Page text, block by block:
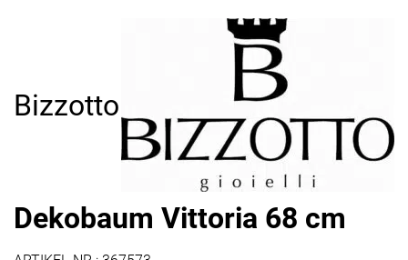
Bizzotto
Dekobaum Vittoria 68 cm